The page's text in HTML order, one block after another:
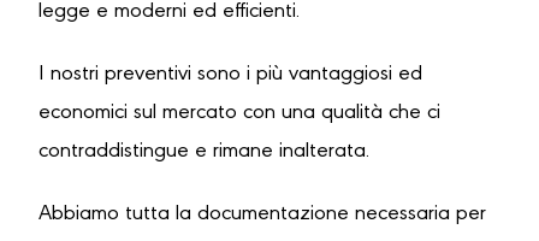
legge e moderni ed efficienti.
I nostri preventivi sono i più vantaggiosi ed
economici sul mercato con una qualità che ci
contraddistingue e rimane inalterata.
Abbiamo tutta la documentazione necessaria per